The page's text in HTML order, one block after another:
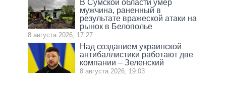
В Сумской области умер
мужчина, раненный в
результате вражеской атаки на
рынок в Белополье
8 августа 2026, 17:27
Над созданием украинской
антибаллистики работают две
компании – Зеленский
8 августа 2026, 19:03